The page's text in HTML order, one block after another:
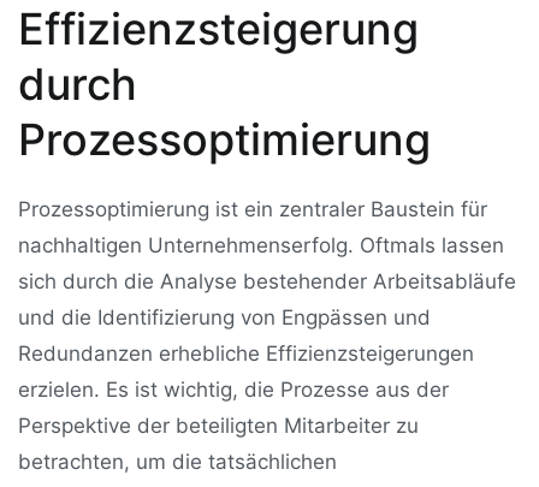
Effizienzsteigerung
durch
Prozessoptimierung
Prozessoptimierung ist ein zentraler Baustein für
nachhaltigen Unternehmenserfolg. Oftmals lassen
sich durch die Analyse bestehender Arbeitsabläufe
und die Identifizierung von Engpässen und
Redundanzen erhebliche Effizienzsteigerungen
erzielen. Es ist wichtig, die Prozesse aus der
Perspektive der beteiligten Mitarbeiter zu
betrachten, um die tatsächlichen